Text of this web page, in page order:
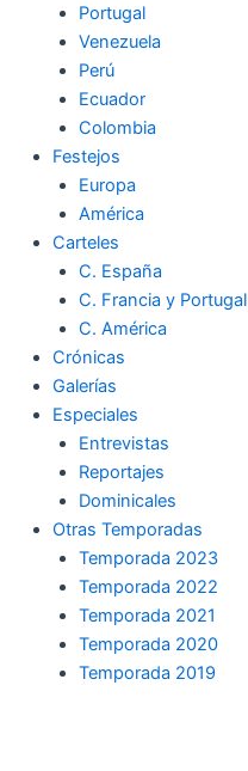
Portugal
Venezuela
Perú
Ecuador
Colombia
Festejos
Europa
América
Carteles
C. España
C. Francia y Portugal
C. América
Crónicas
Galerías
Especiales
Entrevistas
Reportajes
Dominicales
Otras Temporadas
Temporada 2023
Temporada 2022
Temporada 2021
Temporada 2020
Temporada 2019